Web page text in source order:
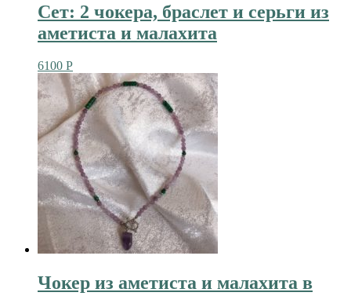
Сет: 2 чокера, браслет и серьги из
аметиста и малахита
6100 Р
Чокер из аметиста и малахита в